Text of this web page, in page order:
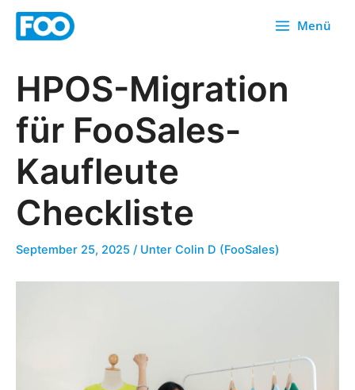
Zum
Inhalt
Menü
HPOS-Migration
für FooSales-
Kaufleute
Checkliste
September 25, 2025 / Unter Colin D (FooSales)